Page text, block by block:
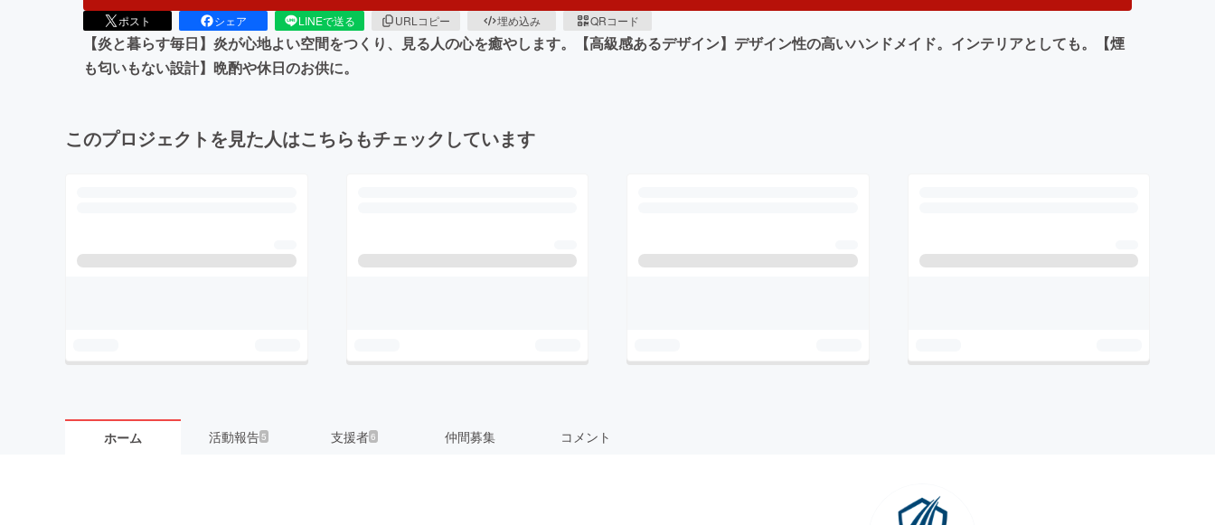
ポスト シェア LINEで送る URLコピー 埋め込み QRコード
【炎と暮らす毎日】炎が心地よい空間をつくり、見る人の心を癒やします。【高級感あるデザイン】デザイン性の高いハンドメイド。インテリアとしても。【煙
も匂いもない設計】晩酌や休日のお供に。
このプロジェクトを見た人はこちらもチェックしています
ホーム 活動報告5 支援者6 仲間募集 コメント